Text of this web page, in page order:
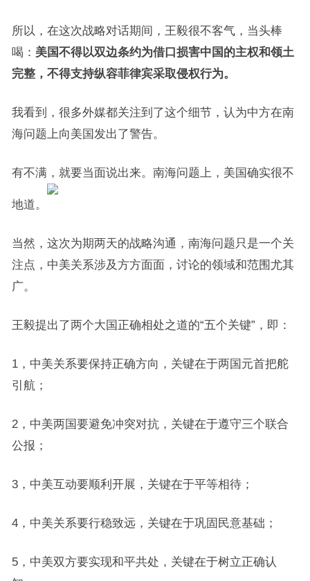
所以，在这次战略对话期间，王毅很不客气，当头棒
喝： 美国不得以双边条约为借口损害中国的主权和领土
完整，不得支持纵容菲律宾采取侵权行为。
我看到，很多外媒都关注到了这个细节，认为中方在南
海问题上向美国发出了警告。
有不满，就要当面说出来。南海问题上，美国确实很不
地道。
当然，这次为期两天的战略沟通，南海问题只是一个关
注点，中美关系涉及方方面面，讨论的领域和范围尤其
广。
王毅提出了两个大国正确相处之道的“五个关键”，即：
1，中美关系要保持正确方向，关键在于两国元首把舵
引航；
2，中美两国要避免冲突对抗，关键在于遵守三个联合
公报；
3，中美互动要顺利开展，关键在于平等相待；
4，中美关系要行稳致远，关键在于巩固民意基础；
5，中美双方要实现和平共处，关键在于树立正确认